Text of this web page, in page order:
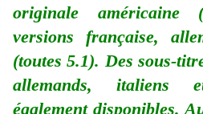
originale américaine
versions française,
(toutes 5.1). Des sous-
allemands, italiens
également disponibles.